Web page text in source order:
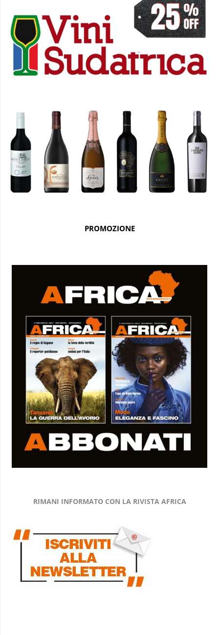
PROMOZIONE
RIMANI INFORMATO CON LA RIVISTA AFRICA